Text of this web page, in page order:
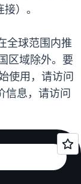
）。
全球范围内推
区域除外。要
使用，请访问
信息，请访问